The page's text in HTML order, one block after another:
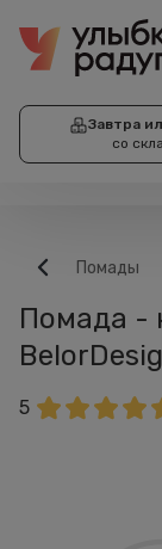
Завтра
со
Помады
Помада -
5